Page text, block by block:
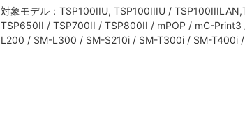
対象モデル：TSP100IIU, TSP100IIIU /
TSP650II / TSP700II / TSP800II / mPOP / mC-
L200 / SM-L300 / SM-S210i / SM-T300i / SM-T400i